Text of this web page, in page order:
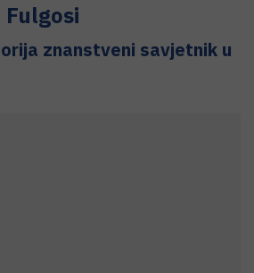
Fulgosi
znanstveni savjetnik u